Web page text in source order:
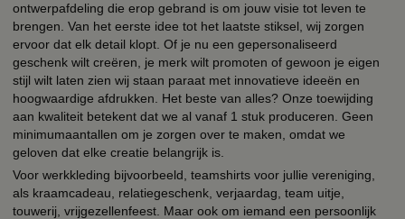
ontwerpafdeling die erop gebrand is om jouw visie tot leven te
brengen. Van het eerste idee tot het laatste stiksel, wij zorgen
ervoor dat elk detail klopt. Of je nu een gepersonaliseerd
geschenk wilt creëren, je merk wilt promoten of gewoon je eigen
stijl wilt laten zien wij staan paraat met innovatieve ideeën en
hoogwaardige afdrukken. Het beste van alles? Onze toewijding
aan kwaliteit betekent dat we al vanaf 1 stuk produceren. Geen
minimumaantallen om je zorgen over te maken, omdat we
geloven dat elke creatie belangrijk is.
Voor werkkleding bijvoorbeeld, teamshirts voor jullie vereniging,
als kraamcadeau, relatiegeschenk, verjaardag, team uitje,
touwerij, vrijgezellenfeest. Maar ook om iemand een persoonlijk